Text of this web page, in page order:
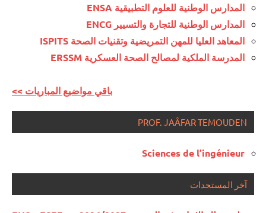
المدارس الوطنية للعلوم التطبيقية ENSA
المدارس الوطنية للتجارة والتسيير ENCG
المعاهد العليا للمهن التمريضية وتقنيات الصحة ISPITS
المدرسة الملكية لمصالح الصحة العسكرية ERSSM
<< باقي مواضيع المباريات
PROF. JAÂFAR TEMOUDEN
Sciences de l’ingénieur
آخر المستجدات